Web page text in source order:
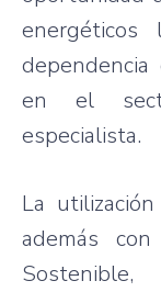
en el
especialista.
La
además